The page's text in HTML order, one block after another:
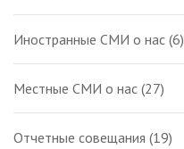
Иностранные СМИ о нас (6)
Местные СМИ о нас (27)
Отчетные совещания (19)